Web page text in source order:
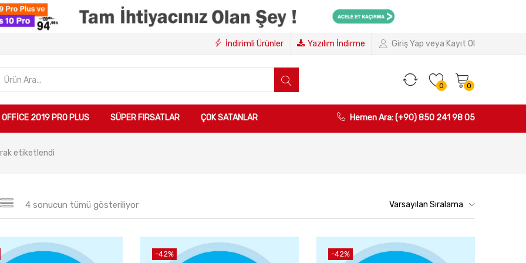
Giriş Yap veya Kayıt Ol
İndirimli Ürünler Yazılım İndirme
0 0
OFFICE 2019 PRO PLUS SÜPER FIRSATLAR ÇOK SATANLAR Hemen Ara: (+90) 850 241 98 05
etiketlendi
4 sonucun tümü gösteriliyor Varsayılan Sıralama
-42% -42%